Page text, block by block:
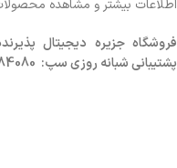
اطلاعات بیشتر و مشاهده
فروشگاهجزیره دیجیتال
پشتیبانی شبانه روزی سپ: 84080-021